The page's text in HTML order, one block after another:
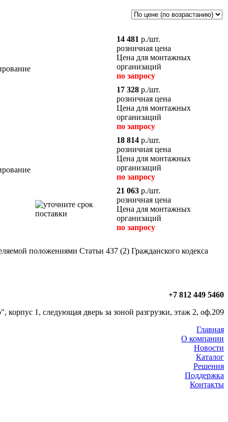
14 481 р./шт.
розничная цена
Цена для монтажных
организаций
по запросу
17 328 р./шт.
розничная цена
Цена для монтажных
организаций
по запросу
18 814 р./шт.
розничная цена
Цена для монтажных
организаций
по запросу
21 063 р./шт.
розничная цена
Цена для монтажных
организаций
по запросу
положениями Статьи 437 (2) Гражданского кодекса
+7 812 449 5460
1, следующая дверь за зоной разгрузки, этаж 2, оф.209
Главная
О компании
Новости
Каталог
Решения
Поддержка
Контакты